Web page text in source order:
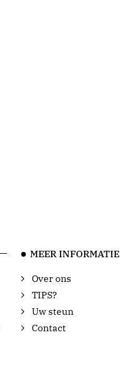
MEER INFORMATIE
Over ons
TIPS?
Uw steun
Contact